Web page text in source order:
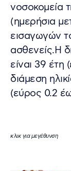
νοσοκομεία
(ημερήσια
εισαγωγών
ασθενείς.Η
είναι 39
διάμεση
(εύρος 0.2
κλικ για μεγέθυνση